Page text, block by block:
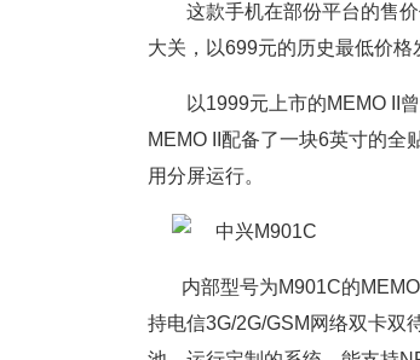
这款手机在部份平台的售
大关，以699元的历史最低价格
以1999元上市的MEMO II
MEMO II配备了一块6英寸的全
用分屏运行。
内部型号为M901C的
持电信3G/2G/GSM网络双卡双